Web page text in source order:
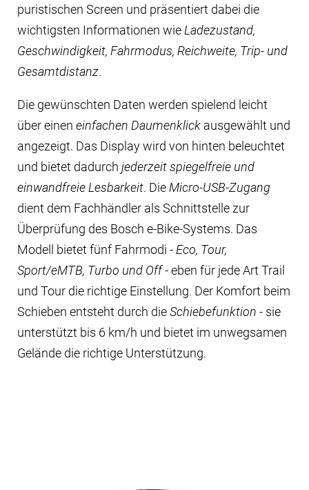
puristischen Screen und präsentiert dabei die
wichtigsten Informationen wieLadezustand,
Geschwindigkeit, Fahrmodus, Reichweite, Trip- und
Gesamtdistanz.
Die gewünschten Daten werden spielend leicht
über einen einfachen Daumenklick ausgewählt und
angezeigt. Das Display wird von hinten beleuchtet
und bietet dadurch jederzeit spiegelfreie und
einwandfreie Lesbarkeit. DieMicro-USB-Zugang
dient dem Fachhändler als Schnittstelle zur
Überprüfung des Bosch e-Bike-Systems. Das
Modell bietet fünf Fahrmodi -Eco, Tour,
Sport/eMTB, Turbo und Off- eben für jede Art Trail
und Tour die richtige Einstellung. Der Komfort beim
Schieben entsteht durch dieSchiebefunktion - sie
unterstützt bis 6 km/h und bietet im unwegsamen
Gelände die richtige Unterstützung.